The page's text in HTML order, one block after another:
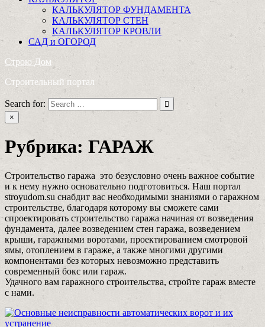
КАЛЬКУЛЯТОР ФУНДАМЕНТА
КАЛЬКУЛЯТОР СТЕН
КАЛЬКУЛЯТОР КРОВЛИ
САД и ОГОРОД
Строю Дом
Строительный портал
Search for:
×
Рубрика: ГАРАЖ
Строительство гаража это безусловно очень важное событие
и к нему нужно основательно подготовиться. Наш портал
stroyudom.su снабдит ваc необходимыми знаниями о гаражном
строительстве, благодаря которому вы сможете сами
спроектировать строительство гаража начиная от возведения
фундамента, далее возведением стен гаража, возведением
крыши, гаражными воротами, проектированием смотровой
ямы, отоплением в гараже, а также многими другими
компонентами без которых невозможно представить
современный бокс или гараж.
Удачного вам гаражного строительства, стройте гараж вместе
с нами.